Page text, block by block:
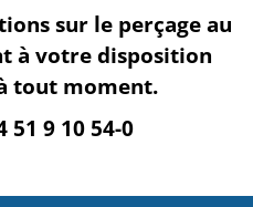
sur le perçage au
à votre disposition
tout moment.
51 9 10 54-0